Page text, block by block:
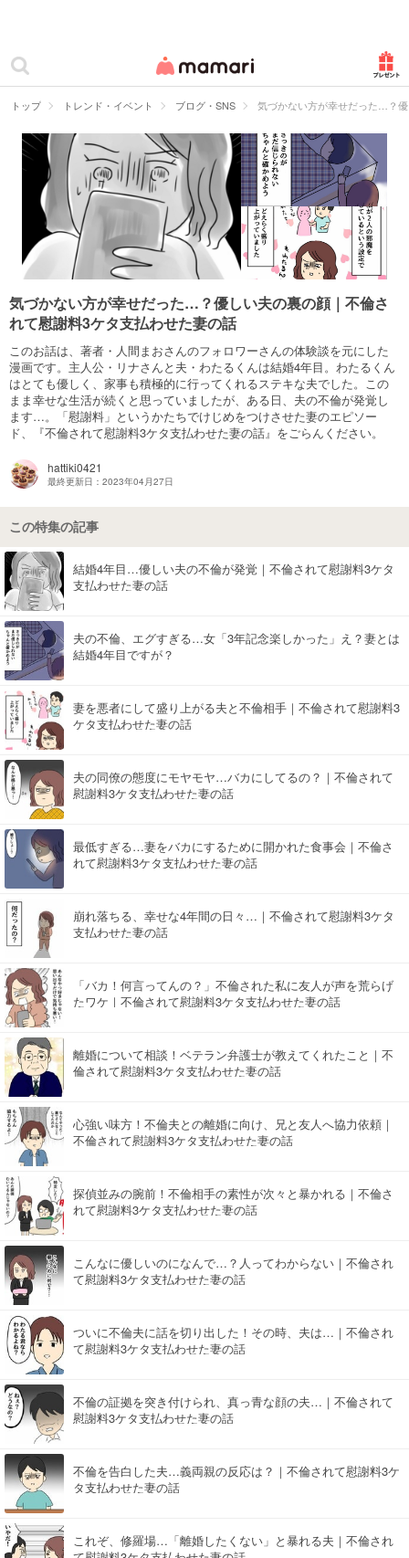
ママリ
カテゴリー一覧
妊娠
出産
赤ちゃん・育児
子育て・家族
美容・ファッション
お仕事
住まい
マネー
トレンド・イベント
トップ トレンド・イベント ブログ・SNS 気づかない方が幸せだった…？
気づかない方が幸せだった…？優しい夫の裏の顔｜不倫さ
れて慰謝料3ケタ支払わせた妻の話
このお話は、著者・人間まおさんのフォロワーさんの体験談を元にした
漫画です。主人公・リナさんと夫・わたるくんは結婚4年目。わたるくん
はとても優しく、家事も積極的に行ってくれるステキな夫でした。この
まま幸せな生活が続くと思っていましたが、ある日、夫の不倫が発覚し
ます…。「慰謝料」というかたちでけじめをつけさせた妻のエピソー
ド、『不倫されて慰謝料3ケタ支払わせた妻の話』をごらんください。
hattiki0421
最終更新日：2023年04月27日
この特集の記事
結婚4年目…優しい夫の不倫が発覚｜不倫されて慰謝料3ケタ
支払わせた妻の話
夫の不倫、エグすぎる…女「3年記念楽しかった」え？妻とは
結婚4年目ですが？
妻を悪者にして盛り上がる夫と不倫相手｜不倫されて慰謝料3
ケタ支払わせた妻の話
夫の同僚の態度にモヤモヤ…バカにしてるの？｜不倫されて
慰謝料3ケタ支払わせた妻の話
最低すぎる…妻をバカにするために開かれた食事会｜不倫さ
れて慰謝料3ケタ支払わせた妻の話
崩れ落ちる、幸せな4年間の日々…｜不倫されて慰謝料3ケタ
支払わせた妻の話
「バカ！何言ってんの？」不倫された私に友人が声を荒らげ
たワケ｜不倫されて慰謝料3ケタ支払わせた妻の話
離婚について相談！ベテラン弁護士が教えてくれたこと｜不
倫されて慰謝料3ケタ支払わせた妻の話
心強い味方！不倫夫との離婚に向け、兄と友人へ協力依頼｜
不倫されて慰謝料3ケタ支払わせた妻の話
探偵並みの腕前！不倫相手の素性が次々と暴かれる｜不倫さ
れて慰謝料3ケタ支払わせた妻の話
こんなに優しいのになんで…？人ってわからない｜不倫され
て慰謝料3ケタ支払わせた妻の話
ついに不倫夫に話を切り出した！その時、夫は…｜不倫され
て慰謝料3ケタ支払わせた妻の話
不倫の証拠を突き付けられ、真っ青な顔の夫…｜不倫されて
慰謝料3ケタ支払わせた妻の話
不倫を告白した夫…義両親の反応は？｜不倫されて慰謝料3ケ
タ支払わせた妻の話
これぞ、修羅場…「離婚したくない」と暴れる夫｜不倫され